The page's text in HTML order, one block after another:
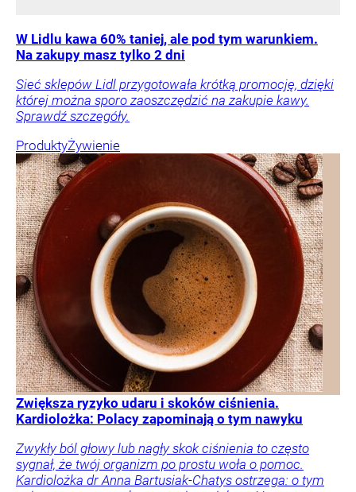
W Lidlu kawa 60% taniej, ale pod tym warunkiem.
Na zakupy masz tylko 2 dni
Sieć sklepów Lidl przygotowała krótką promocję, dzięki
której można sporo zaoszczędzić na zakupie kawy.
Sprawdź szczegóły.
ProduktyŻywienie
Zwiększa ryzyko udaru i skoków ciśnienia.
Kardiolożka: Polacy zapominają o tym nawyku
Zwykły ból głowy lub nagły skok ciśnienia to często
sygnał, że twój organizm po prostu woła o pomoc.
Kardiolożka dr Anna Bartusiak-Chatys ostrzega: o tym